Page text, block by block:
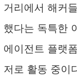
거리에서 해커
했다는 독특한
에이전트 플랫
저로 활동 중이